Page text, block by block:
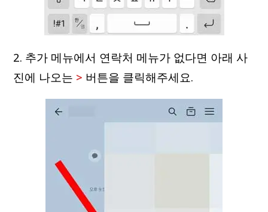
2. 추가 메뉴에서 연락처 메뉴가 없다면 아래 사
진에 나오는 > 버튼을 클릭해주세요.